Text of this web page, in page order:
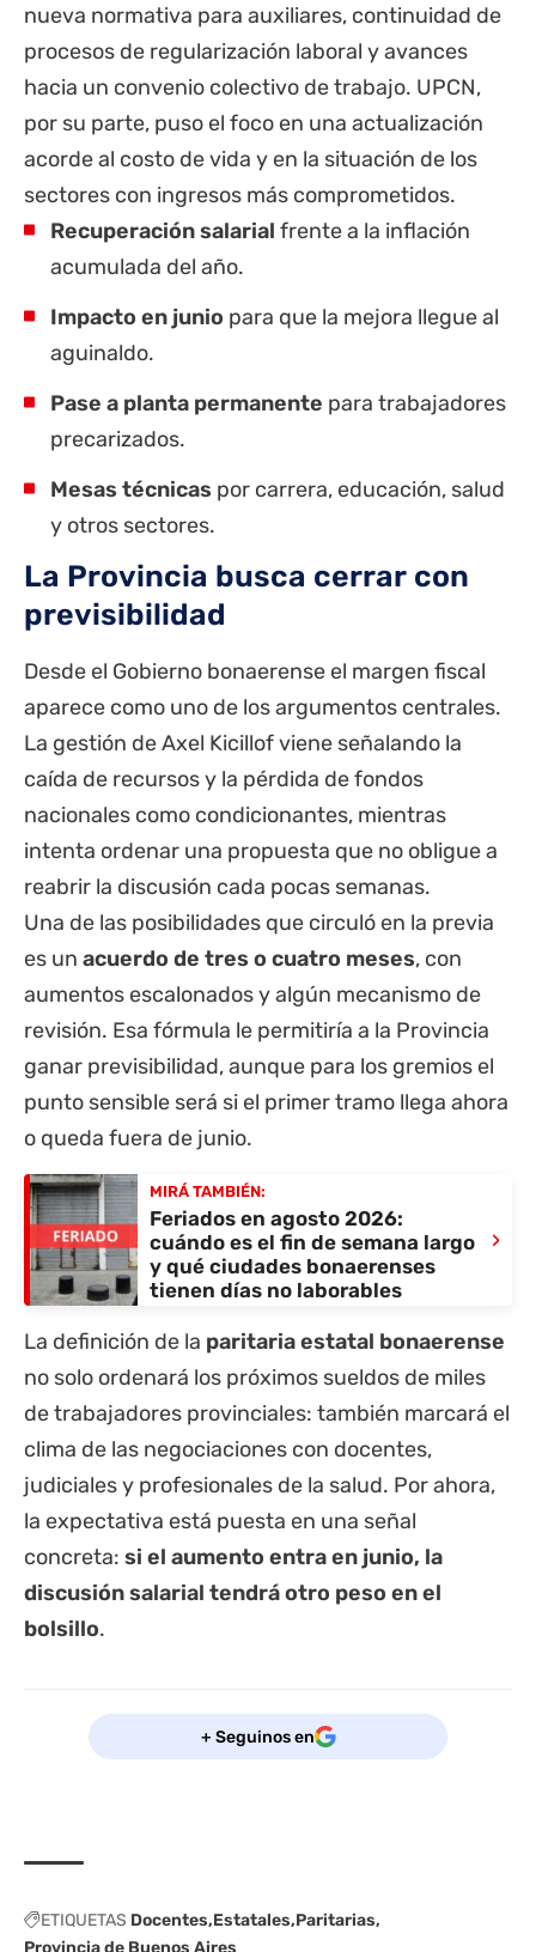
nueva normativa para auxiliares, continuidad de
procesos de regularización laboral y avances
hacia un convenio colectivo de trabajo. UPCN,
por su parte, puso el foco en una actualización
acorde al costo de vida y en la situación de los
sectores con ingresos más comprometidos.
Recuperación salarial frente a la inflación
acumulada del año.
Impacto en junio para que la mejora llegue al
aguinaldo.
Pase a planta permanente para trabajadores
precarizados.
Mesas técnicas por carrera, educación, salud
y otros sectores.
La Provincia busca cerrar con
previsibilidad
Desde el Gobierno bonaerense el margen fiscal
aparece como uno de los argumentos centrales.
La gestión de Axel Kicillof viene señalando la
caída de recursos y la pérdida de fondos
nacionales como condicionantes, mientras
intenta ordenar una propuesta que no obligue a
reabrir la discusión cada pocas semanas.
Una de las posibilidades que circuló en la previa
es un acuerdo de tres o cuatro meses, con
aumentos escalonados y algún mecanismo de
revisión. Esa fórmula le permitiría a la Provincia
ganar previsibilidad, aunque para los gremios el
punto sensible será si el primer tramo llega ahora
o queda fuera de junio.
MIRÁ TAMBIÉN:
Feriados en agosto 2026:
cuándo es el fin de semana largo
y qué ciudades bonaerenses
tienen días no laborables
›
La definición de la paritaria estatal bonaerense
no solo ordenará los próximos sueldos de miles
de trabajadores provinciales: también marcará el
clima de las negociaciones con docentes,
judiciales y profesionales de la salud. Por ahora,
la expectativa está puesta en una señal
concreta: si el aumento entra en junio, la
discusión salarial tendrá otro peso en el
bolsillo.
+ Seguinos en
ETIQUETAS Docentes Estatales Paritarias